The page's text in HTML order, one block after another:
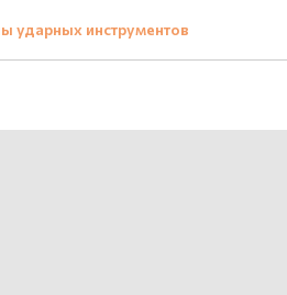
ударных инструментов
в